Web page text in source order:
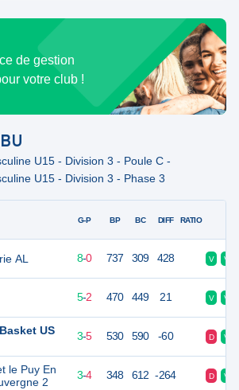
de gestion
votre club !
U15 - Division 3 - Poule C -
U15 - Division 3 - Phase 3
AL
US
le Puy En
2
G-P BP BC DIFF RATIO
16 8-0 737 309 428 V V
5-2 470 449 21 V V
11 8 3-5 530 590 -60 D V
10 8 3-4 348 612 -264 D V